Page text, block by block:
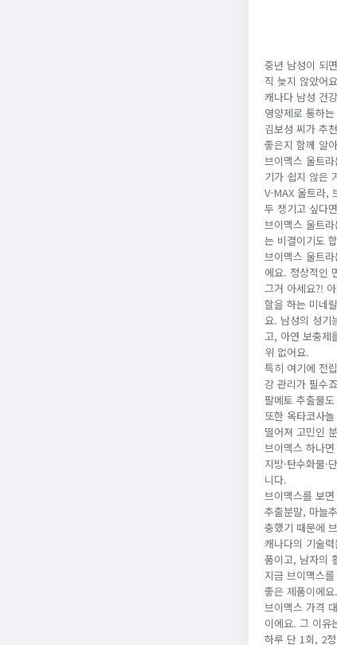
중년 남성이 되
직 늦지 않았어
캐나다 남성 건
영양제로 통하
김보성 씨가 추
좋은지 함께 알
브이맥스 울트
기가 쉽지 않은
V-MAX 울트라,
두 챙기고 싶다
브이맥스 울트
는 비결이기도
브이맥스 울트
에요. 정상적인
그거 아세요?!
할을 하는 미네
요. 남성의 성기
고, 아연 보충제
위 없어요.
특히 여기에 전
강 관리가 필수
팔메토 추출물
또한 옥타코사
떨어져 고민인
브이맥스 하나
지방·탄수화물
니다.
브이맥스를 보
추출분말, 마늘
충했기 때문에
캐나다의 기술
품이고, 남자의
지금 브이맥스
좋은 제품이에요.
브이맥스 가격
이에요. 그 이유
하루 단 1회, 2